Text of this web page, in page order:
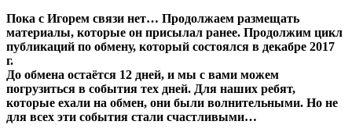
Пока с Игорем связи нет… Продолжаем размещать
материалы, которые он присылал ранее. Продолжим цикл
публикаций по обмену, который состоялся в декабре 2017
г.
До обмена остаётся 12 дней, и мы с вами можем
погрузиться в события тех дней. Для наших ребят,
которые ехали на обмен, они были волнительными. Но не
для всех эти события стали счастливыми…